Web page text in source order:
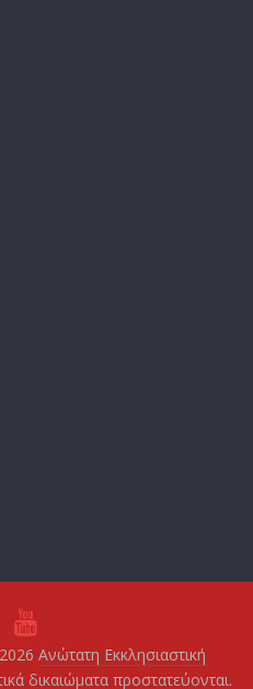
Ανώτατη Εκκλησιαστική
δικαιώματα προστατεύονται.